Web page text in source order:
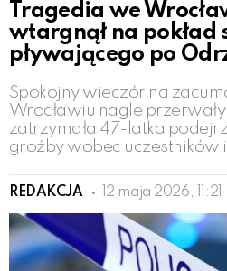
Tragedia we
wtargnął na pokład
pływającego po
Spokojny wieczór na
Wrocławiu nagle
zatrzymała 47-latka
groźby wobec uczestników
REDAKCJA 12 maja 2026, 11:21